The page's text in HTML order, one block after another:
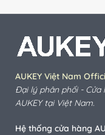
AUKEY Việt Nam
Đại lý phân phối -
AUKEYtại Việt Nam.
Hệ thống cửa hàng